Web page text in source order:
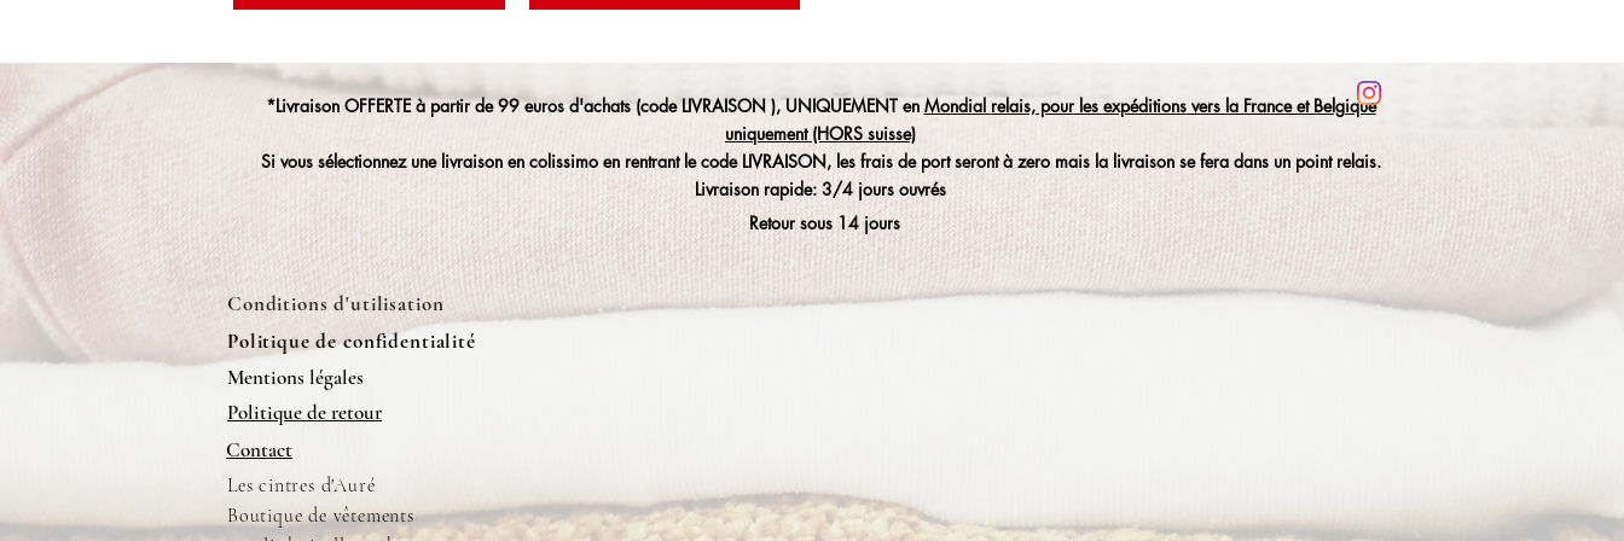
*Livraison OFFERTE à partir de 99 euros d'achats (code LIVRAISON ), UNIQUEMENT en Mondial relais, pourles expéditionsvers la France et Belgique
uniquement (HORS suisse)
Si vous sélectionnez une livraison en colissimo en rentrant le code LIVRAISON, les frais de port seront à zero mais la livraison se fera dans un point relais.
Livraison rapide: 3/4 jours ouvrés
Retour sous 14 jours
Conditions d'utilisation
Politique de confidentialité
Mentions légales
Politique de retour
Contact
Les cintres d'Auré
Boutique de vêtements